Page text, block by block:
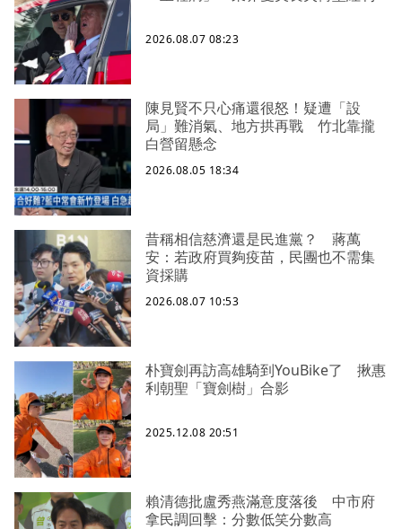
2026.08.07 08:23
陳見賢不只心痛還很怒！疑遭「設
局」難消氣、地方拱再戰 竹北靠攏
白營留懸念
2026.08.05 18:34
昔稱相信慈濟還是民進黨？ 蔣萬
安：若政府買夠疫苗，民團也不需集
資採購
2026.08.07 10:53
朴寶劍再訪高雄騎到YouBike了 揪惠
利朝聖「寶劍樹」合影
2025.12.08 20:51
賴清德批盧秀燕滿意度落後 中市府
拿民調回擊：分數低笑分數高